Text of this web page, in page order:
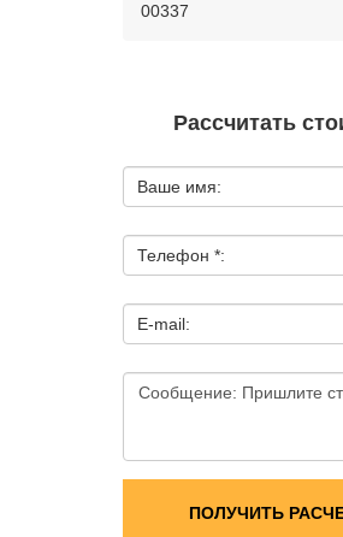
00337
Рассчитать
Ваше имя:
Телефон *:
E-mail:
ПОЛУЧИТЬ